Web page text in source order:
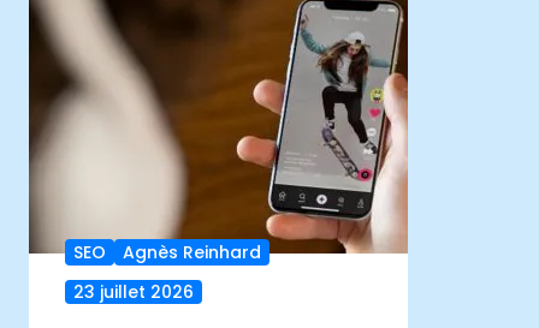
SEO
Agnès Reinhard
23 juillet 2026